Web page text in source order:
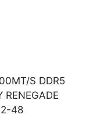
S DDR5
48